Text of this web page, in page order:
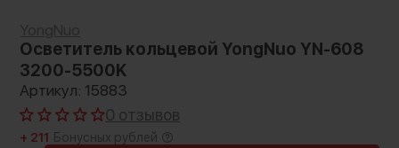
Осветитель кольцевой YongNuo YN-608
3200-5500K
Артикул: 15883
0 отзывов
+ 211 Бонусных рублей